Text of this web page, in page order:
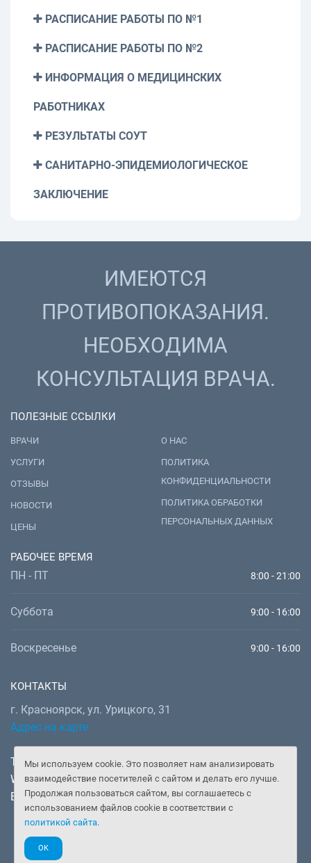
РАСПИСАНИЕ РАБОТЫ ПО №1
РАСПИСАНИЕ РАБОТЫ ПО №2
ИНФОРМАЦИЯ О МЕДИЦИНСКИХ
РАБОТНИКАХ
РЕЗУЛЬТАТЫ СОУТ
САНИТАРНО-ЭПИДЕМИОЛОГИЧЕСКОЕ
ЗАКЛЮЧЕНИЕ
Мы используем cookie. Это позволяет нам анализировать
взаимодействие посетителей с сайтом и делать его лучше.
Продолжая пользоваться сайтом, вы соглашаетесь с
использованием файлов cookie в соответствии с
политикой сайта.
OK
ИМЕЮТСЯ
ПРОТИВОПОКАЗАНИЯ.
НЕОБХОДИМА
КОНСУЛЬТАЦИЯ ВРАЧА.
ПОЛЕЗНЫЕ ССЫЛКИ
ВРАЧИ
УСЛУГИ
ОТЗЫВЫ
НОВОСТИ
ЦЕНЫ
О НАС
ПОЛИТИКА
КОНФИДЕНЦИАЛЬНОСТИ
ПОЛИТИКА ОБРАБОТКИ
ПЕРСОНАЛЬНЫХ ДАННЫХ
РАБОЧЕЕ ВРЕМЯ
ПН - ПТ 8:00 - 21:00
Суббота 9:00 - 16:00
Воскресенье 9:00 - 16:00
КОНТАКТЫ
г. Красноярск, ул. Урицкого, 31
Адрес на карте
Телефон: +7 (391) 277-92-52
WhatsApp, Telegram:+7 (902) 982-02-14
Email: doctor@gooddoctor.ru